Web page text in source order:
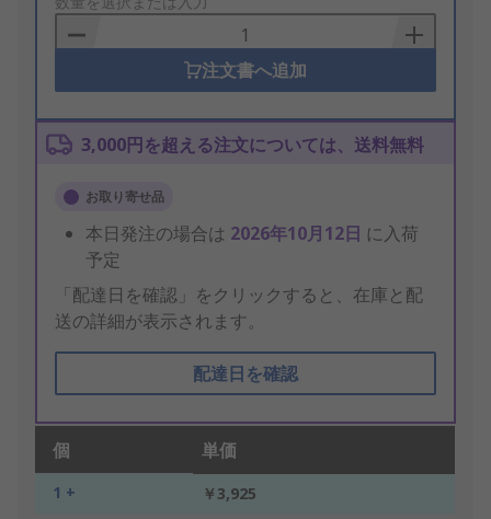
Basket
注文書へ追加
3,000円を超える注文については、送料無料
お取り寄せ品
本日発注の場合は 2026年10月12日 に入荷
予定
「配達日を確認」をクリックすると、在庫と配
送の詳細が表示されます。
配達日を確認
個 単価
1 + ￥3,925